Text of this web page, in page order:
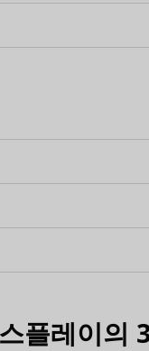
플레이의